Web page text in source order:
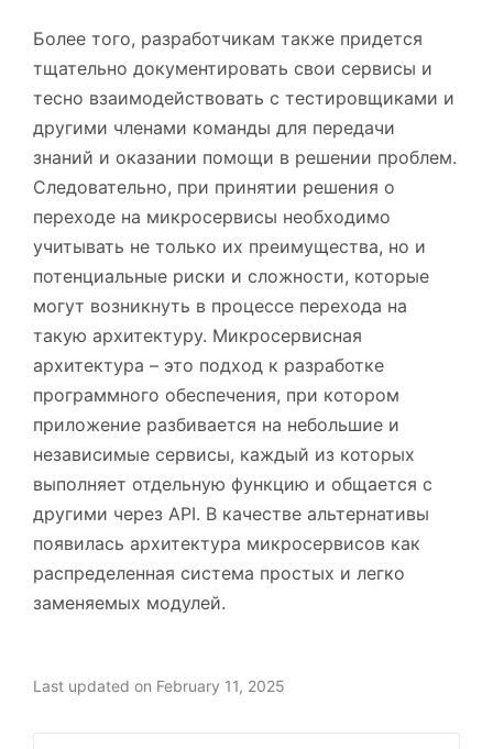
Более того, разработчикам также придется
тщательно документировать свои сервисы и
тесно взаимодействовать с тестировщиками и
другими членами команды для передачи
знаний и оказании помощи в решении проблем.
Следовательно, при принятии решения о
переходе на микросервисы необходимо
учитывать не только их преимущества, но и
потенциальные риски и сложности, которые
могут возникнуть в процессе перехода на
такую архитектуру. Микросервисная
архитектура – это подход к разработке
программного обеспечения, при котором
приложение разбивается на небольшие и
независимые сервисы, каждый из которых
выполняет отдельную функцию и общается с
другими через API. В качестве альтернативы
появилась архитектура микросервисов как
распределенная система простых и легко
заменяемых модулей.
Last updated on February 11, 2025